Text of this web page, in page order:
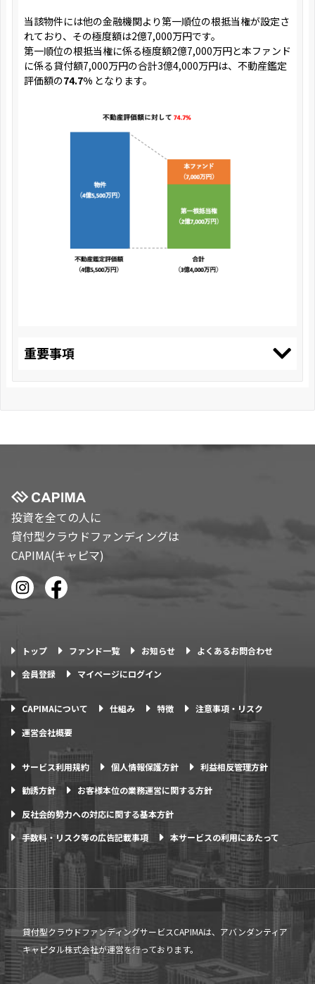
当該物件には他の金融機関より第一順位の根抵当権が設定さ
れており、その極度額は2億7,000万円です。
第一順位の根抵当権に係る極度額2億7,000万円と本ファンド
に係る貸付額7,000万円の合計3億4,000万円は、不動産鑑定
評価額の74.7% となります。
重要事項
投資を全ての人に
貸付型クラウドファンディングは
CAPIMA(キャピマ)
トップ ファンド一覧 お知らせ
よくあるお問合わせ
会員登録
マイページにログイン
CAPIMAについて 仕組み 特徴
注意事項・リスク
運営会社概要
サービス利用規約 個人情報保護方針
利益相反管理方針
勧誘方針
お客様本位の業務運営に関する方針
反社会的勢力への対応に関する基本方針
手数料・リスク等の広告記載事項
本サービスの利用にあたって
貸付型クラウドファンディングサービスCAPIMAは、アバンダンティア
キャピタル株式会社が運営を行っております。